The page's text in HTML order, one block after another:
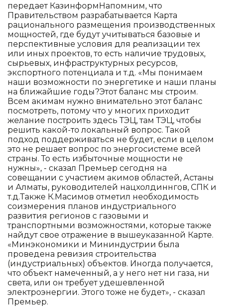
передает КазинформНапомним, что
Правительством разрабатывается Карта
рационального размещения производственных
мощностей, где будут учитываться базовые и
перспективные условия для реализации тех
или иных проектов, то есть наличие трудовых,
сырьевых, инфраструктурных ресурсов,
экспортного потенциала и т.д. «Мы понимаем
наши возможности по энергетике и наши планы
на ближайшие годы?Этот баланс мы строим.
Всем акимам нужно внимательно этот баланс
посмотреть, потому что у многих приходит
желание построить здесь ТЭЦ, там ТЭЦ, чтобы
решить какой-то локальный вопрос. Такой
подход поддерживаться не будет, если в целом
это не решает вопрос по энергосистеме всей
страны. То есть избыточные мощности не
нужны», - сказал Премьер сегодня на
совещании с участием акимов областей, Астаны
и Алматы, руководителей нацхолдиннгов, СПК и
т.д.Также К.Масимов отметил необходимость
соизмерения планов индустриального
развития регионов с газовыми и
транспортными возможностями, которые также
найдут свое отражение в вышеуказанной Карте.
«Минэкономики и Мининдустрии была
проведена ревизия строительства
(индустриальных) объектов. Иногда получается,
что объект намеченный, а у него нет ни газа, ни
света, или он требует удешевленной
электроэнергии. Этого тоже не будет», - сказал
Премьер.